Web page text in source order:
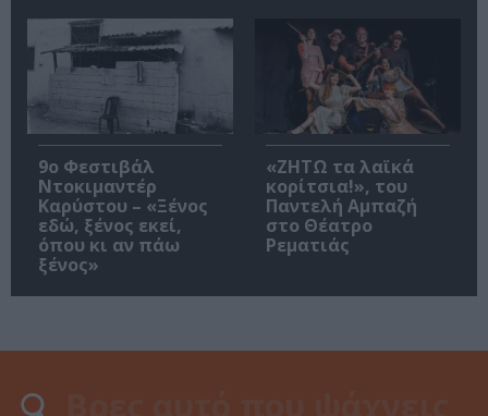
9ο Φεστιβάλ
Ντοκιμαντέρ
Καρύστου – «Ξένος
εδώ, ξένος εκεί,
όπου κι αν πάω
ξένος»
«ΖΗΤΩ τα λαϊκά
κορίτσια!», του
Παντελή Αμπαζή
στο Θέατρο
Ρεματιάς